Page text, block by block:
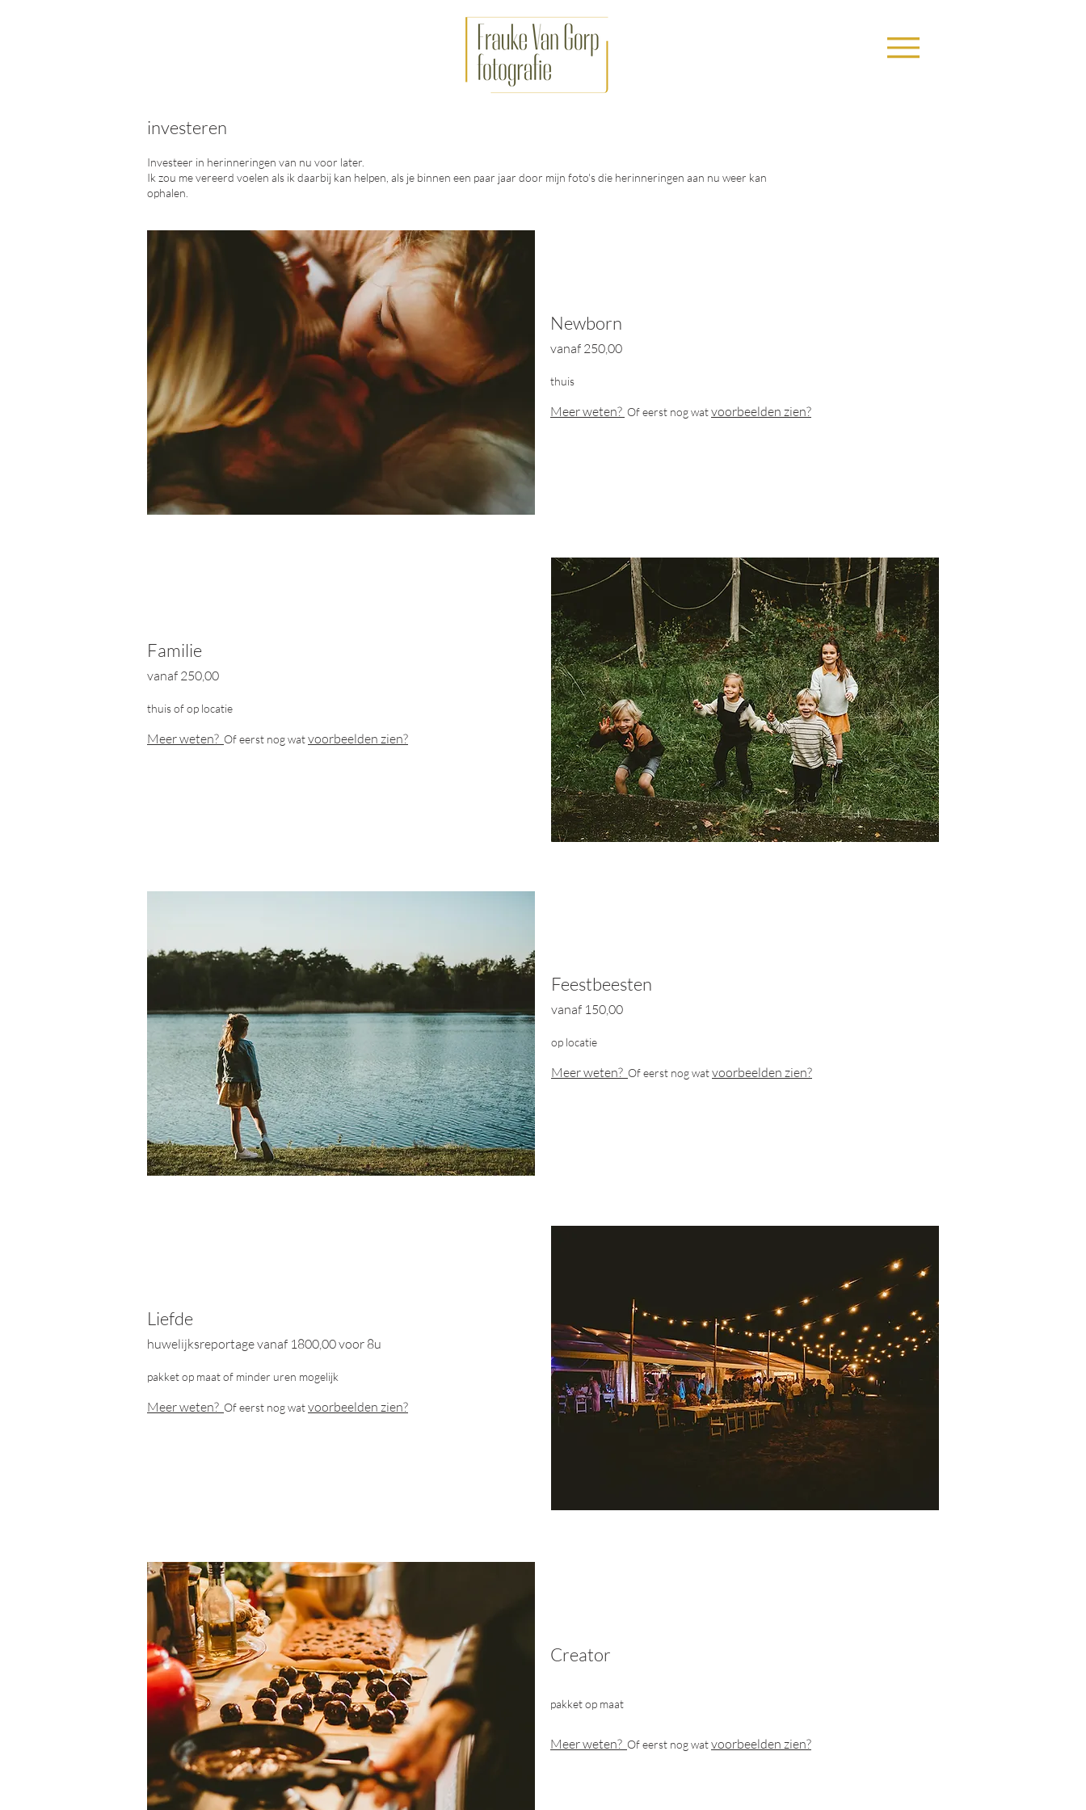
investeren
Investeer in herinneringen van nu voor later.
Ik zou me vereerd voelen als ik daarbij kan helpen, als je binnen een paar jaar door mijn foto's die herinneringen aan nu weer kan
ophalen.
Newborn
vanaf 250,00
thuis
Meer weten? Of eerst nog watvoorbeelden zien?
Familie
vanaf 250,00
thuis of op locatie
Meer weten? Of eerst nog watvoorbeelden zien?
Feestbeesten
vanaf 150,00
op locatie
Meer weten? Of eerst nog watvoorbeelden zien?
Liefde
huwelijksreportage vanaf 1800,00 voor 8u
pakket op maatof minder uren mogelijk
Meer weten? Of eerst nog watvoorbeelden zien?
Creator
pakket op maat
Meer weten? Of eerst nog watvoorbeelden zien?